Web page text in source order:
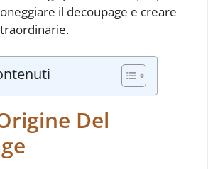
il decoupage e creare
Del